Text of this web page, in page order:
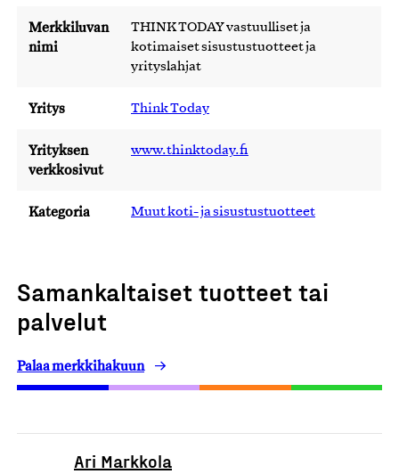
Merkkiluvan
nimi
THINK TODAY vastuulliset ja
kotimaiset sisustustuotteet ja
yrityslahjat
Yritys Think Today
Yrityksen
verkkosivut
www.thinktoday.fi
Kategoria Muut koti- ja sisustustuotteet
Samankaltaiset tuotteet tai
palvelut
Palaa merkkihakuun
Ari Markkola